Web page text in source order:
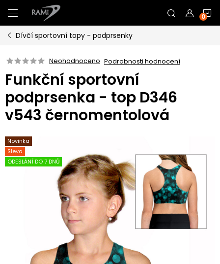
na
obsah
Dívčí sportovní topy - podprsenky
Neohodnoceno Podrobnosti hodnocení
Funkční sportovní
podprsenka - top D346
v543 černomentolová
Novinka
Sleva
ODESLÁNÍ DO 7 DNŮ